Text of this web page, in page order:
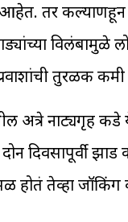
आहेत. तर
विलंबामुळे
तुरळक कमी
अत्रे नाट्यगृह
दिवसापूर्वी झाड
तेव्हा जॉकिंग